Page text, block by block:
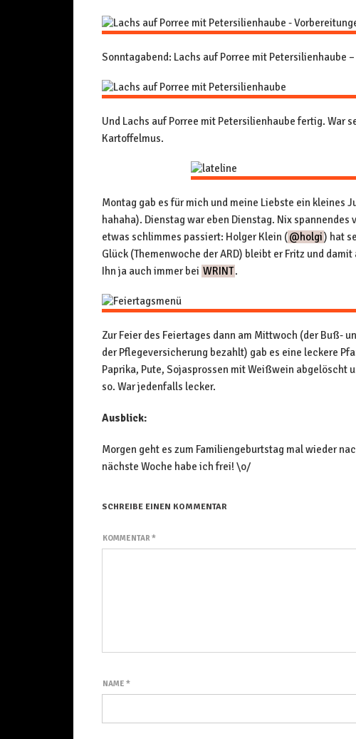
Sonntagabend: Lachs auf Porree mit Petersilienhaube
Und Lachs auf Porree mit Petersilienhaube fertig. War
Kartoffelmus.
Montag gab es für mich und meine Liebste ein kleines
hahaha). Dienstag war eben Dienstag. Nix spannendes
etwas schlimmes passiert: Holger Klein (@holgi) hat
Glück (Themenwoche der ARD) bleibt er Fritz und
Ihn ja auch immer bei WRINT.
Zur Feier des Feiertages dann am Mittwoch (der Buß-
der Pflegeversicherung bezahlt) gab es eine leckere
Paprika, Pute, Sojasprossen mit Weißwein abgelöscht
so. War jedenfalls lecker.
Ausblick:
Morgen geht es zum Familiengeburtstag mal wieder
nächste Woche habe ich frei! \o/
SCHREIBE EINEN KOMMENTAR
KOMMENTAR *
NAME *